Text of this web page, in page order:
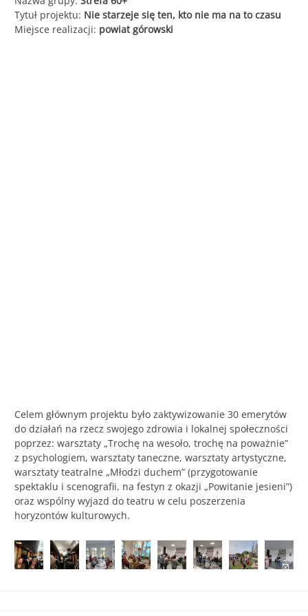
Śląska
Tytuł projektu: Nie starzeje się ten, kto nie ma na to czasu
Miejsce realizacji: powiat górowski
Celem głównym projektu było zaktywizowanie 30 emerytów
do działań na rzecz swojego zdrowia i lokalnej społeczności
poprzez: warsztaty „Trochę na wesoło, trochę na poważnie”
z psychologiem, warsztaty taneczne, warsztaty artystyczne,
warsztaty teatralne „Młodzi duchem” (przygotowanie
spektaklu i scenografii, na festyn z okazji „Powitanie jesieni”)
oraz wspólny wyjazd do teatru w celu poszerzenia
horyzontów kulturowych.